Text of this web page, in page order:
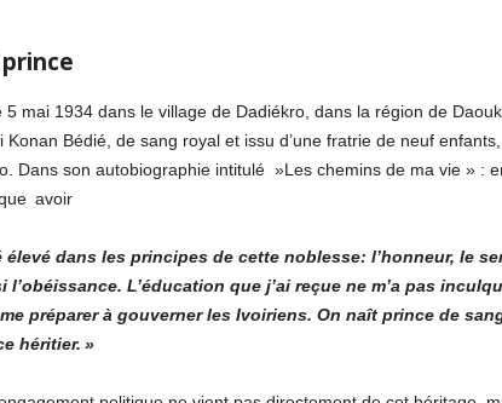
5 mai 1934 dans le village de Dadiékro, dans la région de
Konan Bédié, de sang royal et issu d’une fratrie de neuf
Dans son autobiographie intitulé »Les chemins de ma vie » :
avoir
élevé dans les principes de cette noblesse: l’honneur, le
l’obéissance. L’éducation que j’ai reçue ne m’a pas
préparer à gouverner les Ivoiriens. On naît prince de
héritier. »